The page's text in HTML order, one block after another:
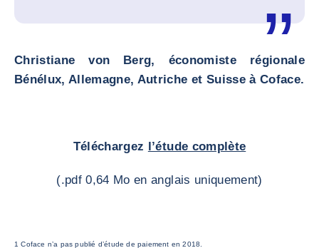
Christiane von Berg, économiste régionale
Bénélux, Allemagne, Autriche et Suisse à Coface.
Téléchargez l’étude complète
(.pdf 0,64 Mo en anglais uniquement)
1 Coface n’a pas publié d’étude de paiement en 2018.